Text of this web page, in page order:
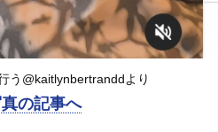
う@kaitlynbertranddより
の記事へ